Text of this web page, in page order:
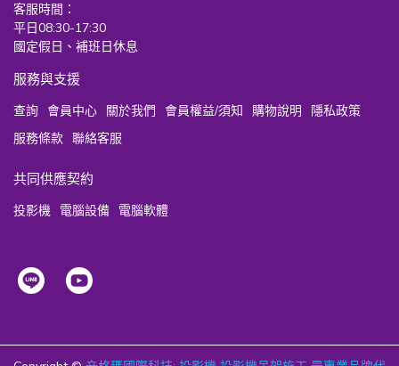
客服時間：
平日08:30-17:30
國定假日、補班日休息
服務與支援
查詢 會員中心 關於我們 會員權益/須知 購物說明
隱私政策
服務條款 聯絡客服
共同供應契約
投影機 電腦設備 電腦軟體